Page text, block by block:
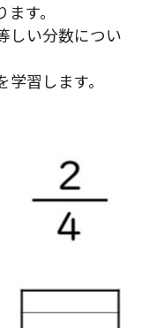
す。
しい分数につい
習します。